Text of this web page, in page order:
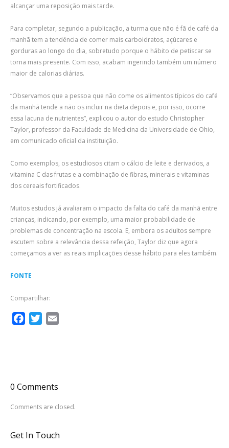
alcançar uma reposição mais tarde.
Para completar, segundo a publicação, a turma que não é fã de café da
manhã tem a tendência de comer mais carboidratos, açúcares e
gorduras ao longo do dia, sobretudo porque o hábito de petiscar se
torna mais presente. Com isso, acabam ingerindo também um número
maior de calorias diárias.
“Observamos que a pessoa que não come os alimentos típicos do café
da manhã tende a não os incluir na dieta depois e, por isso, ocorre
essa lacuna de nutrientes”, explicou o autor do estudo Christopher
Taylor, professor da Faculdade de Medicina da Universidade de Ohio,
em comunicado oficial da instituição.
Como exemplos, os estudiosos citam o cálcio de leite e derivados, a
vitamina C das frutas e a combinação de fibras, minerais e vitaminas
dos cereais fortificados.
Muitos estudos já avaliaram o impacto da falta do café da manhã entre
crianças, indicando, por exemplo, uma maior probabilidade de
problemas de concentração na escola. E, embora os adultos sempre
escutem sobre a relevância dessa refeição, Taylor diz que agora
começamos a ver as reais implicações desse hábito para eles também.
FONTE
Compartilhar:
FacebookTwitter
0 Comments
Comments are closed.
Get In Touch